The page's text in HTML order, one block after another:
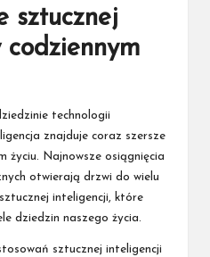
sztucznej
technologii
znajduje coraz szersze
życiu. Najnowsze osiągnięcia
otwierają drzwi do wielu
inteligencji, które
dziedzin naszego życia.
sztucznej inteligencji